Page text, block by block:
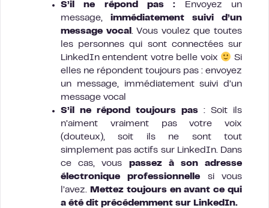
S’il ne répond pas :
Envoyez un
message, immédiatement suivi d’un
message vocal . Vous voulez que toutes
les personnes qui sont connectées sur
LinkedIn entendent votre belle voix
Si
elles ne répondent toujours pas : envoyez
un message, immédiatement suivi d’un
message vocal
S’il ne répond toujours
pas : Soit ils
n’aiment vraiment pas votre voix
(douteux), soit ils ne sont tout
simplement pas actifs sur LinkedIn. Dans
ce cas, vous passez à son adresse
électronique professionnelle si vous
l’avez. Mettez toujours en avant ce qui
a été dit précédemment sur LinkedIn.